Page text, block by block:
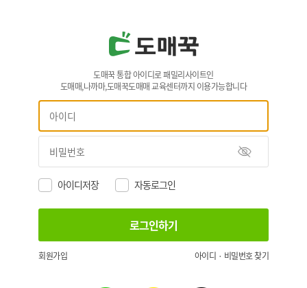
도매꾹 통합 아이디로 패밀리사이트인
도매매,나까마,도매꾹도매매 교육센터까지 이용가능합니다
아이디저장 자동로그인
회원가입 아이디 · 비밀번호 찾기